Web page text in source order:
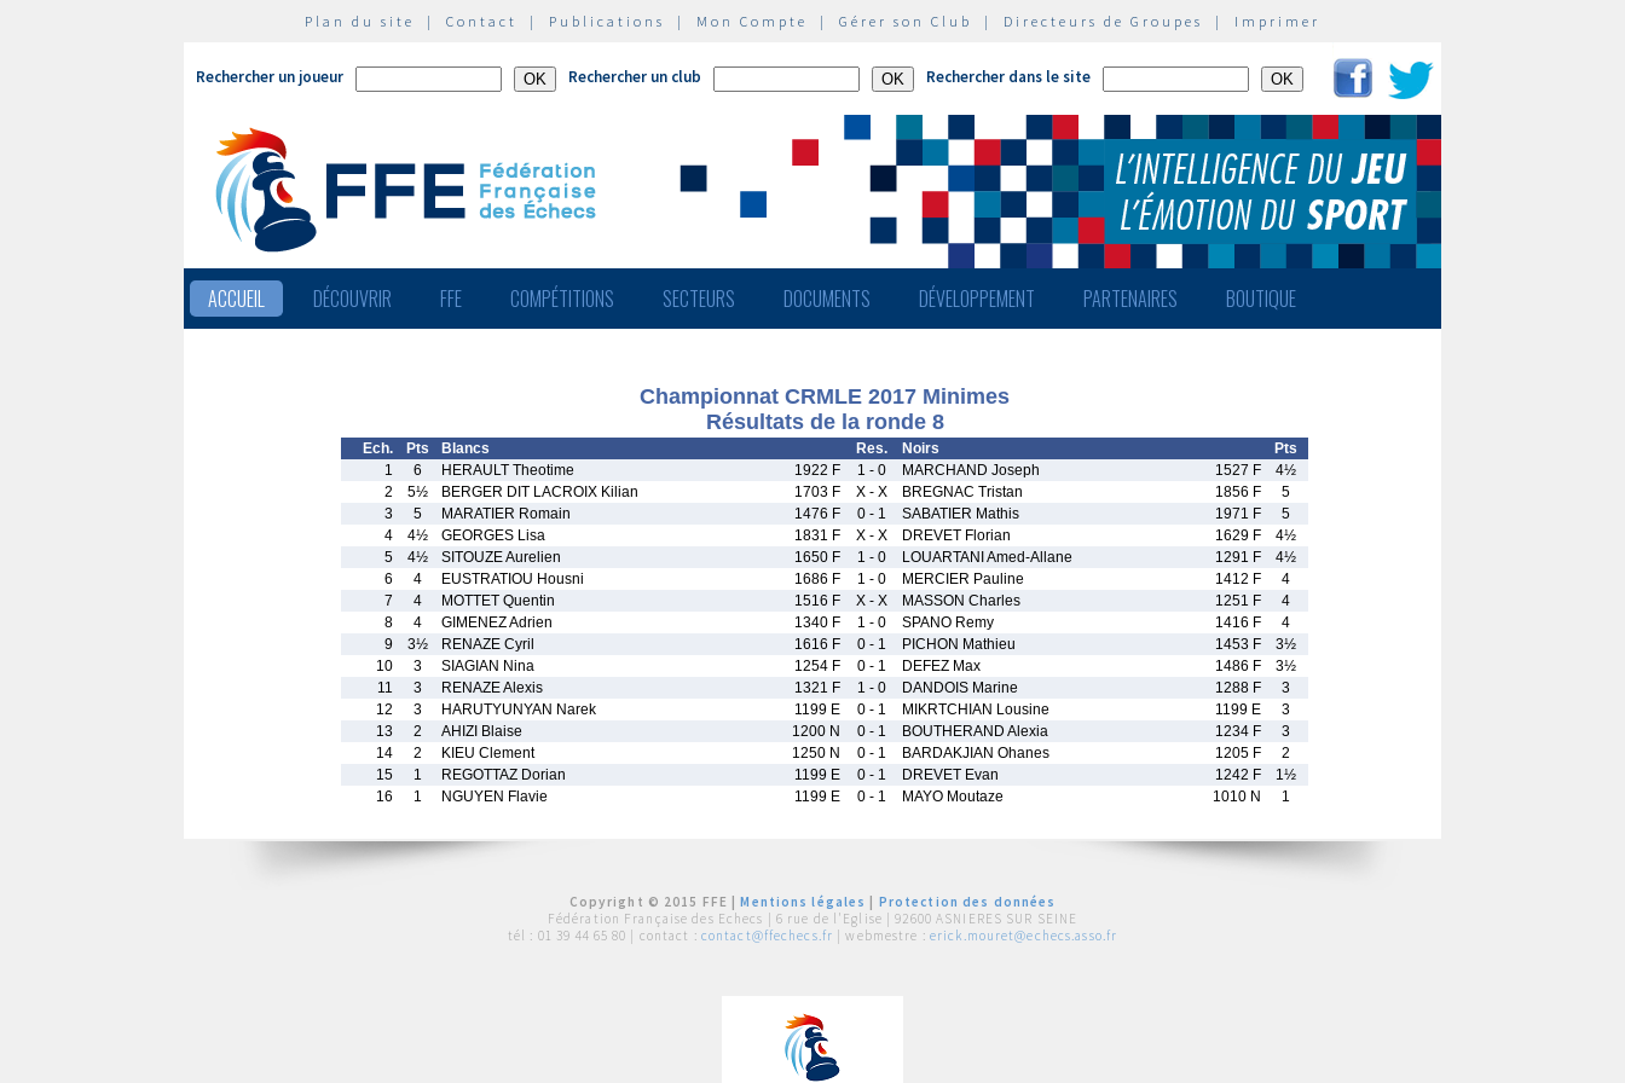
Plan du site | Contact | Publications | Mon Compte | Gérer son Club | Directeurs de Groupes | Imprimer
Rechercher un joueur Rechercher un club Rechercher dans le site
ACCUEIL DÉCOUVRIR FFE COMPÉTITIONS SECTEURS DOCUMENTS DÉVELOPPEMENT PARTENAIRES BOUTIQUE
Championnat CRMLE 2017 Minimes
Résultats de la ronde 8
Ech. Pts Blancs Res. Noirs
Pts
1
6 HERAULT Theotime 1922 F 1 - 0 MARCHAND Joseph 1527 F
4½
2
5½ BERGER DIT LACROIX Kilian 1703 F X - X BREGNAC Tristan 1856 F
5
3
5 MARATIER Romain 1476 F 0 - 1 SABATIER Mathis 1971 F
5
4
4½ GEORGES Lisa 1831 F X - X DREVET Florian 1629 F
4½
5
4½ SITOUZE Aurelien 1650 F 1 - 0 LOUARTANI Amed-Allane 1291 F
4½
6
4 EUSTRATIOU Housni 1686 F 1 - 0 MERCIER Pauline 1412 F
4
7
4 MOTTET Quentin 1516 F X - X MASSON Charles 1251 F
4
8
4 GIMENEZ Adrien 1340 F 1 - 0 SPANO Remy 1416 F
4
9
3½ RENAZE Cyril 1616 F 0 - 1 PICHON Mathieu 1453 F
3½
10
3 SIAGIAN Nina 1254 F 0 - 1 DEFEZ Max 1486 F
3½
11
3 RENAZE Alexis 1321 F 1 - 0 DANDOIS Marine 1288 F
3
12
3 HARUTYUNYAN Narek 1199 E 0 - 1 MIKRTCHIAN Lousine 1199 E
3
13
2 AHIZI Blaise 1200 N 0 - 1 BOUTHERAND Alexia 1234 F
3
14
2 KIEU Clement 1250 N 0 - 1 BARDAKJIAN Ohanes 1205 F
2
15
1 REGOTTAZ Dorian 1199 E 0 - 1 DREVET Evan 1242 F
1½
16
1 NGUYEN Flavie 1199 E 0 - 1 MAYO Moutaze 1010 N 1
Copyright © 2015 FFE |Mentions légales
Protection des données
Fédération Française des Echecs | 6 rue de l'Eglise | 92600 ASNIERES SUR SEINE
tél : 01 39 44 65 80 | contact : contact@ffechecs.fr | webmestre : erick.mouret@echecs.asso.fr